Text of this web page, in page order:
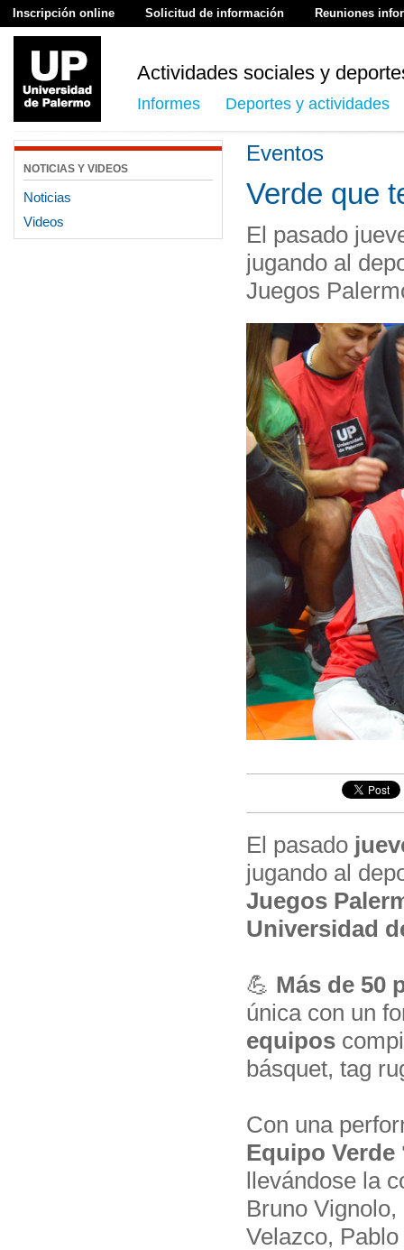
Inscripción online Solicitud de información Reuniones
Actividades sociales y
Informes Deportes y actividades
NOTICIAS Y VIDEOS
Noticias
Videos
Eventos
Verde que
El pasado
jugando al
Juegos
El pasado
jugando al
Juegos
Universidad
💪 Más de 50
única con un
equipos
básquet, tag
Con una
Equipo Verde
llevándose la
Bruno
Velazco,